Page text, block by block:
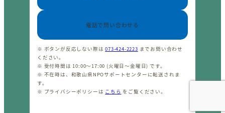
電話で問い合わせる
※ ボタンが反応しない際は073-424-2223 までお問い合わせ
ください。
※ 受付時間は 10:00〜17:00 (火曜日〜金曜日) です。
※ 不在時は、和歌山県NPOサポートセンターに転送されま
す。
※ プライバシーポリシーは こちら をご覧ください。